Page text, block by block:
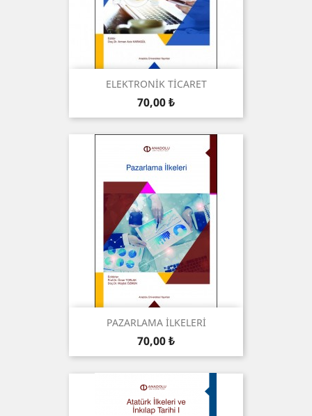
ELEKTRONİK TİCARET
Preis
70,00 ₺
PAZARLAMA İLKELERİ
Preis
70,00 ₺